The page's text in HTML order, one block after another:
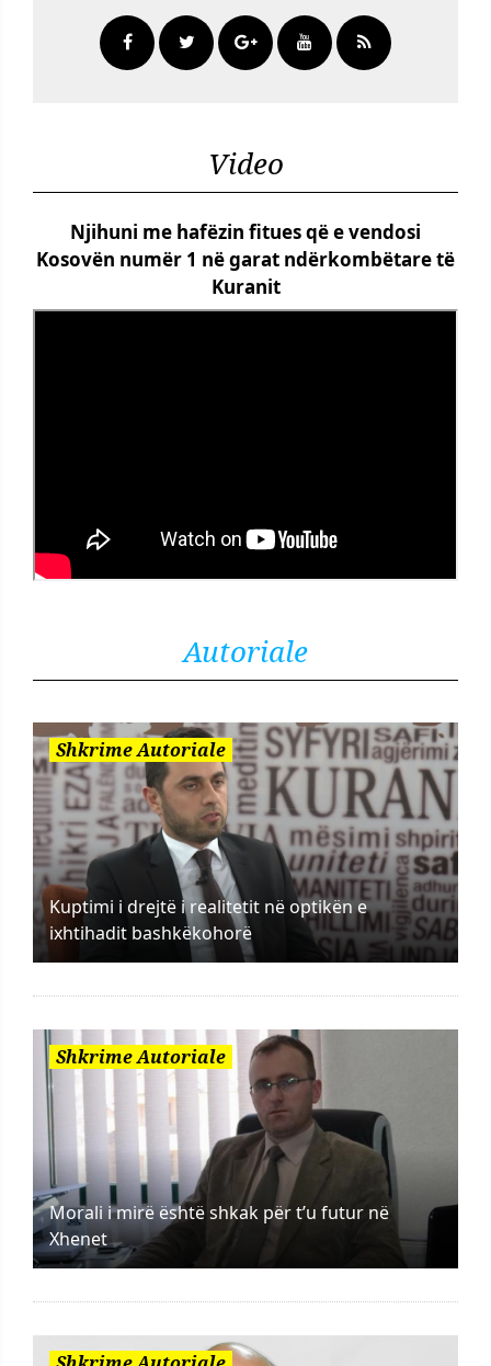
Video
Njihuni me hafëzin fitues që e vendosi
Kosovën numër 1 në garat ndërkombëtare të
Kuranit
Autoriale
Shkrime Autoriale
Kuptimi i drejtë i realitetit në optikën e
ixhtihadit bashkëkohorë
Shkrime Autoriale
Morali i mirë është shkak për t’u futur në
Xhenet